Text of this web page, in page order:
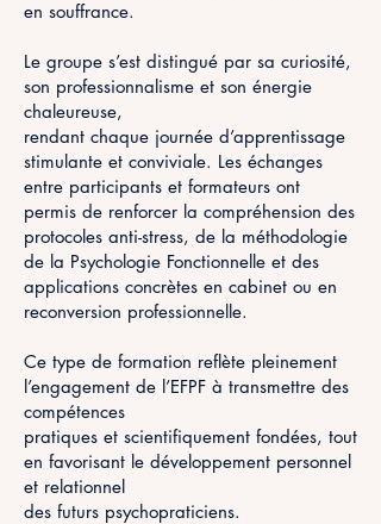
en souffrance.
Le groupe s’est distingué par sa curiosité,
son professionnalisme et son énergie
chaleureuse,
rendant chaque journée d’apprentissage
stimulante et conviviale. Les échanges
entre participants et formateurs ont
permis de renforcer la compréhension des
protocoles anti-stress, de la méthodologie
de la Psychologie Fonctionnelle et des
applications concrètes en cabinet ou en
reconversion professionnelle.
Ce type de formation reflète pleinement
l’engagement de l’EFPF à transmettre des
compétences
pratiques et scientifiquement fondées, tout
en favorisant le développement personnel
et relationnel
des futurs psychopraticiens.